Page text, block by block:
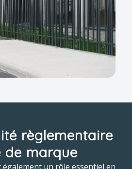
règlementaire
de marque
un rôle essentiel en